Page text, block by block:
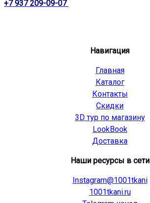
+7 937 209-09-07
Навигация
Главная
Каталог
Контакты
Скидки
3D тур по магазину
LookBook
Доставка
Наши ресурсы в сети
Instagram@1001tkani
1001tkani.ru